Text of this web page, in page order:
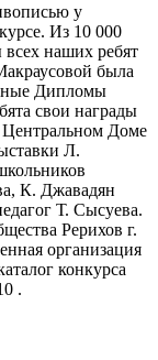
у
Из 10 000
всех наших ребят
была
Дипломы
свои награды
Центральном Доме
Л.
К. Джавадян
Т. Сысуева.
Рерихов г.
организация
конкурса
.